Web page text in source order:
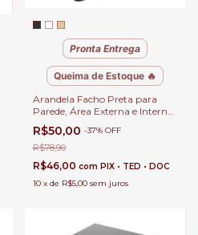
Pronta Entrega
Queima de Estoque 🔥
Arandela Facho Preta para
Parede, Área Externa e Interna
de Casa
R$50,00 -37% OFF
R$78,90
R$46,00 com PIX • TED • DOC
10 x de R$5,00 sem juros